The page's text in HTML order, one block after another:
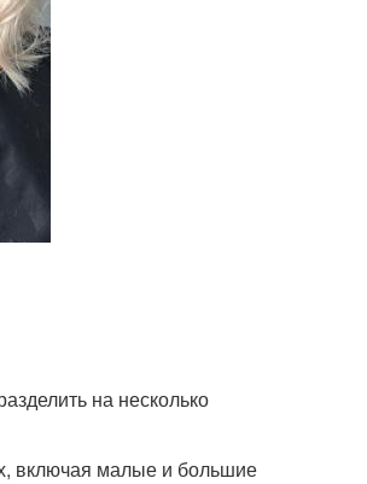
на несколько
включая малые и большие